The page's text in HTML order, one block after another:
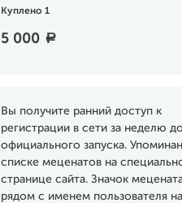
Куплено 1
5 000 a
Вы получите ранний доступ к
регистрации в сети за неделю
официального запуска.
списке меценатов на
странице сайта. Значок
рядом с именем пользователя